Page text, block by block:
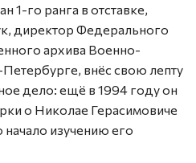
1-го ранга в отставке,
директор Федерального
архива Военно-
внёс свою лепту
дело: ещё в 1994 году он
о Николае Герасимовиче
изучению его